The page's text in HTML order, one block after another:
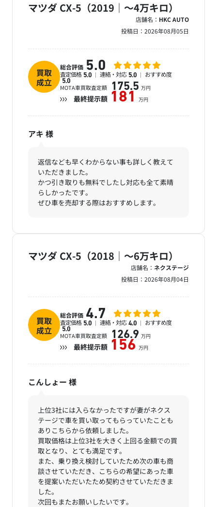
マツダ CX-5（2019｜～4万キロ）
店舗名： HKC AUTO
投稿日： 2026年08月05日
買取
成立
総合評価 5.0
査定価格 5.0 連絡・対応 5.0 おすすめ度
5.0
MOTA車買取査定額 175.5 万円
最終提示額 181 万円
アキ 様
返信なども早くわからない事も詳しく教えて
いただきました。
かつ引き取りも無料でしたし対応も全て素晴
らしかったです。
ぜひ車を売却する際はおすすめします。
マツダ CX-5（2018｜～6万キロ）
店舗名： ネクステージ
投稿日： 2026年08月04日
買取
成立
総合評価 4.7
査定価格 5.0 連絡・対応 4.0 おすすめ度
5.0
MOTA車買取査定額 126.9 万円
最終提示額 156 万円
こんしょー 様
上位3社には入らなかったですが妻がネクス
テージで車を買い取ってもらっていたことも
ありこちらから依頼しました。
買取価格は上位3社を大きく上回る金額での買
取となり、とても満足です。
また、乗り換え検討していたため次の車も商
談させていただき、こちらの希望にあった車
を提案いただいたため契約させていただきま
した。
次回もまたお願いしたいです。